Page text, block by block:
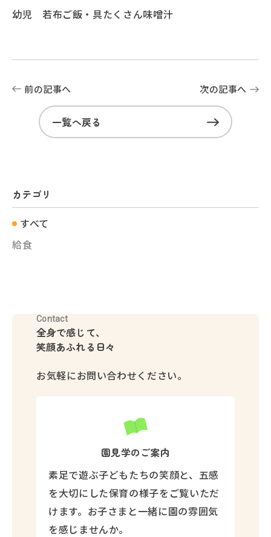
幼児 若布ご飯・具たくさん味噌汁
前の記事へ 次の記事へ
一覧へ戻る
カテゴリ
すべて
給食
Contact
全身で感じて、
笑顔あふれる日々
お気軽にお問い合わせください。
園見学のご案内
素足で遊ぶ子どもたちの笑顔と、五感
を大切にした保育の様子をご覧いただ
けます。お子さまと一緒に園の雰囲気
を感じませんか。